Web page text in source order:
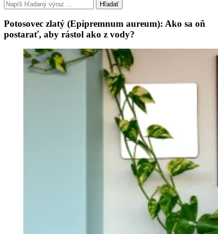
Hľadať
Potosovec zlatý (Epipremnum aureum): Ako sa oň
postarať, aby rástol ako z vody?